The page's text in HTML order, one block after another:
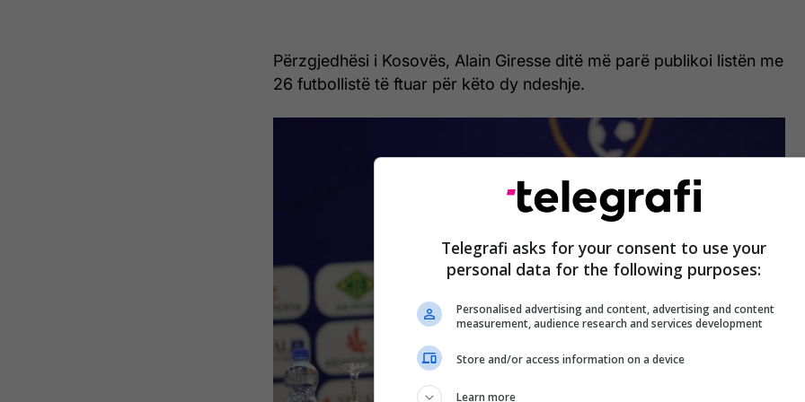
Përzgjedhësi i Kosovës, Alain Giresse ditë më parë publikoi listën me
26 futbollistë të ftuar për këto dy ndeshje.
Telegrafi asks for your consent to use your
personal data for the following purposes:
Personalised advertising and content, advertising and content
measurement, audience research and services development
Store and/or access information on a device
Learn more